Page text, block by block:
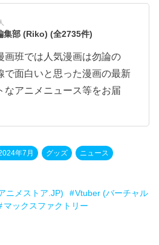
集部 (Riko)(全2735件)
画班では人気漫画は勿論の
で面白いと思った漫画の最新
なアニメニュース等をお届
年7月 グッズ ニュース
ニメストア.JP)
Vtuber (バーチャル
マックスファクトリー